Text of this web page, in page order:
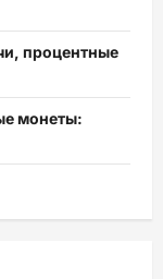
процентные
монеты: